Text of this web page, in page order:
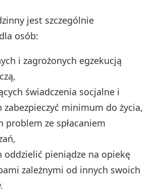
jest szczególnie
osób:
i zagrożonych egzekucją
świadczenia socjalne i
zabezpieczyć minimum do życia,
problem ze spłacaniem
oddzielić pieniądze na opiekę
zależnymi od innych swoich